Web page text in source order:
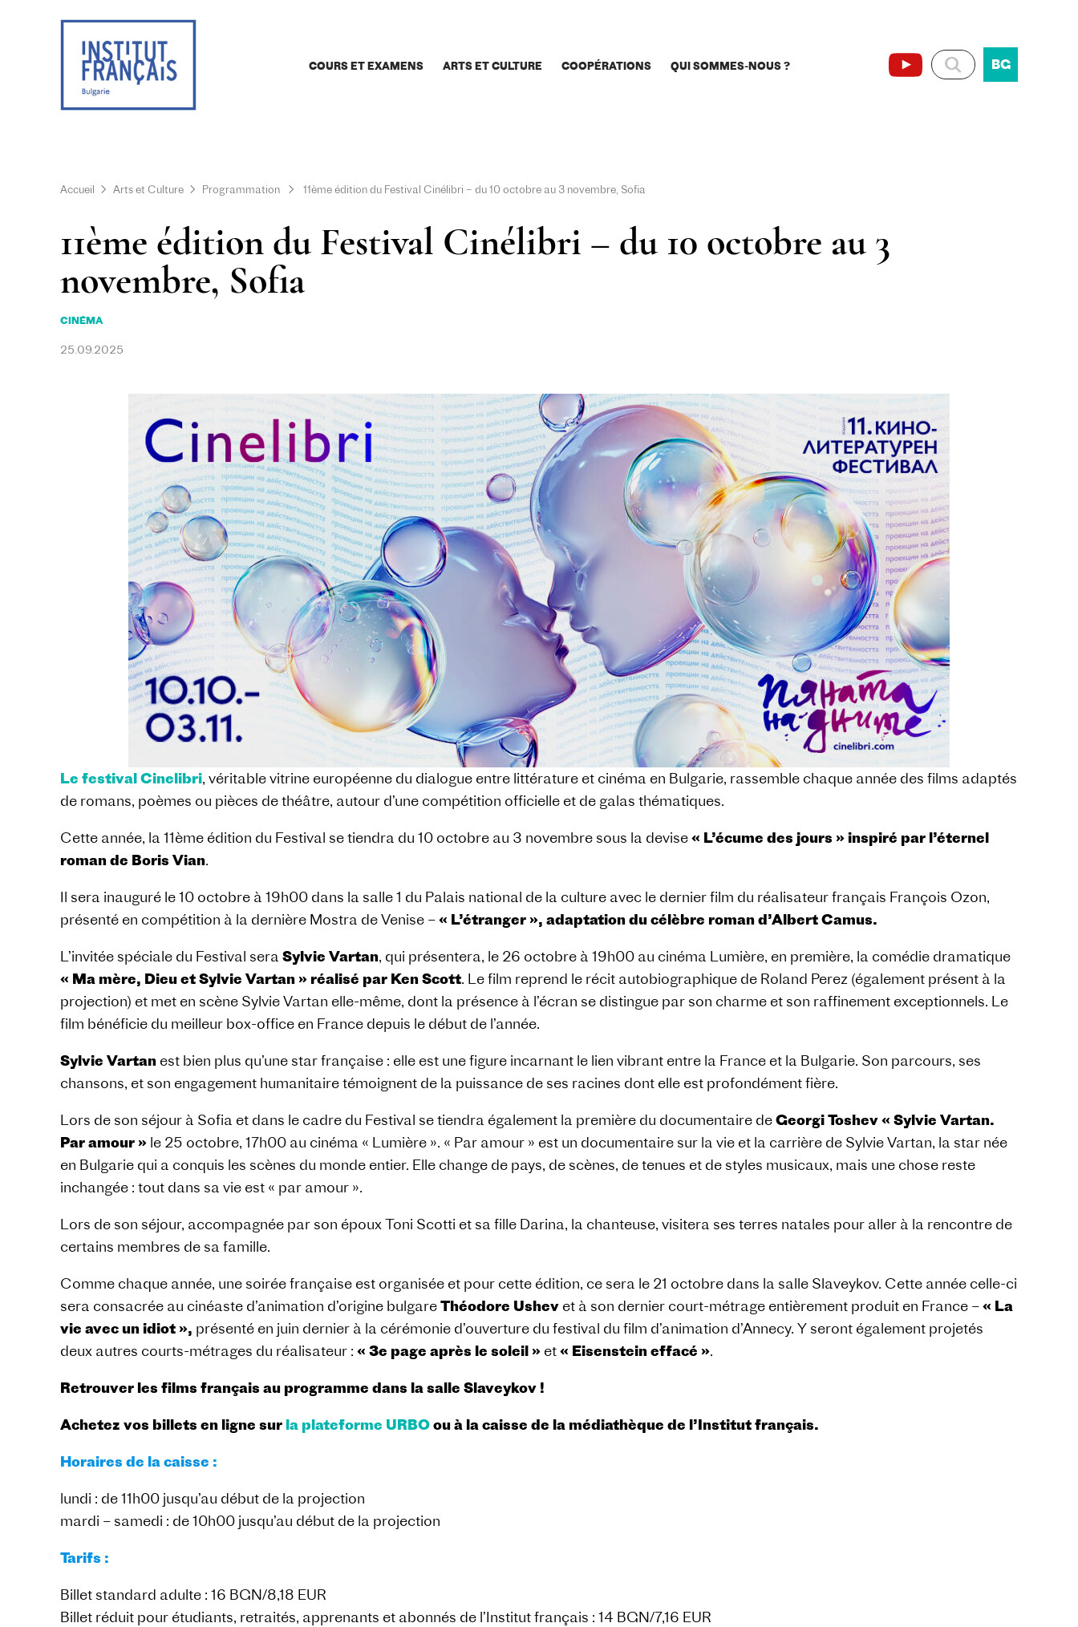
COURS ET EXAMENS ARTS ET CULTURE COOPÉRATIONS QUI SOMMES-NOUS ? BG
Accueil Arts et Culture Programmation 11ème édition du Festival Cinélibri – du 10 octobre au 3 novembre, Sofia
11ème édition du Festival Cinélibri – du 10 octobre au 3
novembre, Sofia
CINÉMA
25.09.2025
Le festival Cinelibri, véritable vitrine européenne du dialogue entre littérature et cinéma en Bulgarie, rassemble chaque année des films adaptés
de romans, poèmes ou pièces de théâtre, autour d’une compétition officielle et de galas thématiques.
Cette année, la 11ème édition du Festival se tiendra du 10 octobre au 3 novembre sous la devise« L’écume des jours » inspiré par l’éternel
roman de Boris Vian.
Il sera inauguré le 10 octobre à 19h00 dans la salle 1 du Palais national de la culture avec le dernier film du réalisateur français François Ozon,
présenté en compétition à la dernière Mostra de Venise –« L’étranger », adaptation du célèbre roman d’Albert Camus.
L’invitée spéciale du Festival sera Sylvie Vartan, qui présentera, le 26 octobre à 19h00 au cinéma Lumière, en première, la comédie dramatique
« Ma mère, Dieu et Sylvie Vartan » réalisé par Ken Scott. Le film reprend le récit autobiographique de Roland Perez (également présent à la
projection) et met en scène Sylvie Vartan elle-même, dont la présence à l’écran se distingue par son charme et son raffinement exceptionnels. Le
film bénéficie du meilleur box-office en France depuis le début de l’année.
Sylvie Vartan est bien plus qu’une star française : elle est une figure incarnant le lien vibrant entre la France et la Bulgarie. Son parcours, ses
chansons, et son engagement humanitaire témoignent de la puissance de ses racines dont elle est profondément fière.
Lors de son séjour à Sofia et dans le cadre du Festival se tiendra également la première du documentaire deGeorgi Toshev « Sylvie Vartan.
Par amour » le 25 octobre, 17h00 au cinéma « Lumière ». « Par amour » est un documentaire sur la vie et la carrière de Sylvie Vartan, la star née
en Bulgarie qui a conquis les scènes du monde entier. Elle change de pays, de scènes, de tenues et de styles musicaux, mais une chose reste
inchangée : tout dans sa vie est « par amour ».
Lors de son séjour, accompagnée par son époux Toni Scotti et sa fille Darina, la chanteuse, visitera ses terres natales pour aller à la rencontre de
certains membres de sa famille.
Comme chaque année, une soirée française est organisée et pour cette édition, ce sera le 21 octobre dans la salle Slaveykov. Cette année celle-ci
sera consacrée au cinéaste d’animation d’origine bulgareThéodore Ushev et à son dernier court-métrage entièrement produit en France –« La
vie avec un idiot », présenté en juin dernier à la cérémonie d’ouverture du festival du film d’animation d’Annecy. Y seront également projetés
deux autres courts-métrages du réalisateur : « 3e page après le soleil » et« Eisenstein effacé ».
Retrouver les films français au programme dans la salle Slaveykov !
Achetez vos billets en ligne sur la plateforme URBOou à la caisse de la médiathèque de l’Institut français.
Horaires de la caisse :
lundi : de 11h00 jusqu’au début de la projection
mardi – samedi : de 10h00 jusqu’au début de la projection
Tarifs :
Billet standard adulte : 16 BGN/8,18 EUR
Billet réduit pour étudiants, retraités, apprenants et abonnés de l’Institut français : 14 BGN/7,16 EUR